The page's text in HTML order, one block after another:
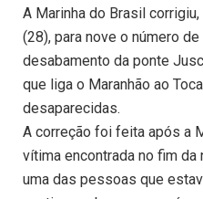
A Marinha do Brasil
(28), para nove o número
desabamento da ponte
que liga o Maranhão ao
desaparecidas.
A correção foi feita após a
vítima encontrada no fim
uma das pessoas que